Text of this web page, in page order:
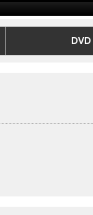
DVD